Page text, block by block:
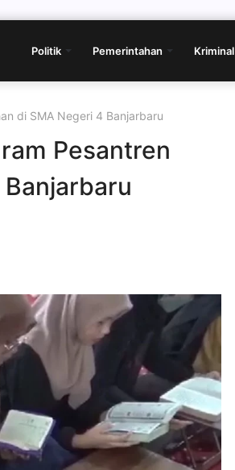
Politik Pemerintahan Kriminal
di SMA Negeri 4 Banjarbaru
Pesantren